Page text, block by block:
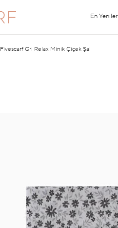
En Yeniler
Fivescarf Gri Relax Minik Çiçek Şal